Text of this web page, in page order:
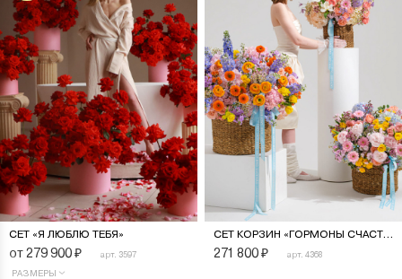
СЕТ «Я ЛЮБЛЮ ТЕБЯ»
от 279 900₽ арт. 3597
РАЗМЕРЫ
СЕТ КОРЗИН «ГОРМОНЫ СЧАСТЬЯ»
271 800₽ арт. 4368